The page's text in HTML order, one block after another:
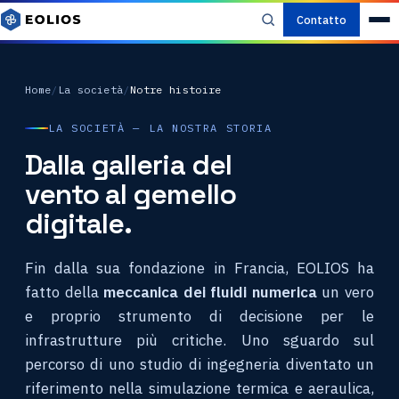
Contatto
Home/ La società/ Notre histoire
LA SOCIETÀ — LA NOSTRA STORIA
Dalla galleria del
vento al gemello
digitale.
Fin dalla sua fondazione in Francia, EOLIOS ha
fatto della meccanica dei fluidi numericaun vero
e proprio strumento di decisione per le
infrastrutture più critiche. Uno sguardo sul
percorso di uno studio di ingegneria diventato un
riferimento nella simulazione termica e aeraulica,